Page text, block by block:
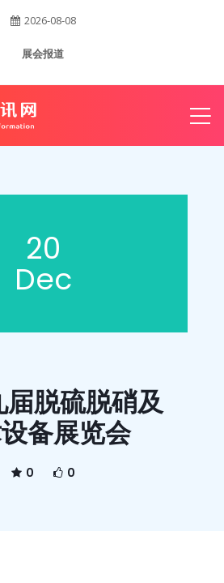
2026-08-08
展会报道
20
Dec
脱硫脱硝及
备展览会
0 0